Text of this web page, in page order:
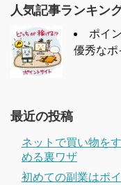
人気記事ランキン
ポイ
優秀なポ
最近の投稿
ネットで買い物を
める裏ワザ
初めての副業はポ